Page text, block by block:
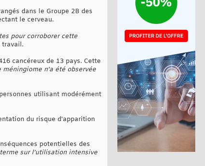
dans le Groupe 2B des
le cerveau.
pour corroborer cette
travail.
cancéreux de 13 pays. Cette
n'a été observée
utilisant modérément
du risque d'apparition
potentielles des
sur l'utilisation intensive